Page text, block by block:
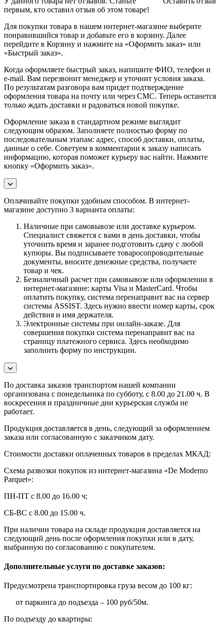
первым, кто оставил отзыв об этом товаре!
Для покупки товара в нашем интернет-магазине выберите
понравившийся товар и добавьте его в корзину. Далее
перейдите в Корзину и нажмите на «Оформить заказ» или
«Быстрый заказ».
Когда оформляете быстрый заказ, напишите ФИО, телефон и
e-mail. Вам перезвонит менеджер и уточнит условия заказа.
По результатам разговора вам придет подтверждение
оформления товара на почту или через СМС. Теперь останется
только ждать доставки и радоваться новой покупке.
Оформление заказа в стандартном режиме выглядит
следующим образом. Заполняете полностью форму по
последовательным этапам: адрес, способ доставки, оплаты,
данные о себе. Советуем в комментарии к заказу написать
информацию, которая поможет курьеру вас найти. Нажмите
кнопку «Оформить заказ».
Оплачивайте покупки удобным способом. В интернет-
магазине доступно 3 варианта оплаты:
Наличные при самовывозе или доставке курьером.
Специалист свяжется с вами в день доставки, чтобы
уточнить время и заранее подготовить сдачу с любой
купюры. Вы подписываете товаросопроводительные
документы, вносите денежные средства, получаете
товар и чек.
Безналичный расчет при самовывозе или оформлении в
интернет-магазине: карты Visa и MasterCard. Чтобы
оплатить покупку, система перенаправит вас на сервер
системы ASSIST. Здесь нужно ввести номер карты, срок
действия и имя держателя.
Электронные системы при онлайн-заказе. Для
совершения покупки система перенаправит вас на
страницу платежного сервиса. Здесь необходимо
заполнить форму по инструкции.
По доставка заказов транспортом нашей компании
организована с понедельника по субботу, с 8.00 до 21.00 ч. В
воскресения и праздничные дни курьерская служба не
работает.
Продукция доставляется в день, следующий за оформлением
заказа или согласованную с заказчиком дату.
Стоимости доставки оплаченных товаров в пределах МКАД:
Схема развозки покупок из интернет-магазина «De Moderno
Parquet»:
ПН-ПТ с 8.00 до 16.00 ч;
СБ-ВС с 8.00 до 15.00 ч.
При наличии товара на складе продукция доставляется на
следующий день после оформления покупки или в дату,
выбранную по согласованию с покупателем.
Дополнительные услуги по доставке заказов:
Предусмотрена транспортировка груза весом до 100 кг:
от паркинга до подъезда – 100 руб/50м.
По подъезду до квартиры: